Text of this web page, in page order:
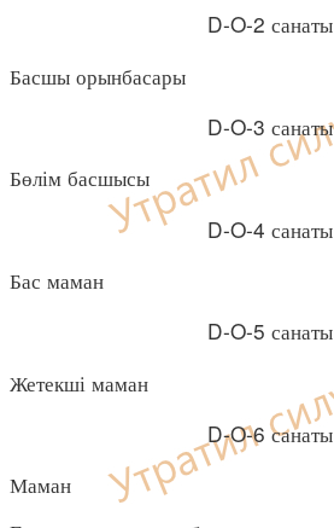
D-O-2 санаты
Басшы орынбасары
D-O-3 санаты
Бөлім басшысы
D-O-4 санаты
Бас маман
D-O-5 санаты
Жетекші маман
D-O-6 санаты
Маман